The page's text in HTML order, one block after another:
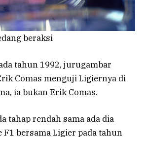
beraksi
tahun 1992, jurugambar
Comas menguji Ligiernya di
ia bukan Erik Comas.
tahap rendah sama ada dia
F1 bersama Ligier pada tahun